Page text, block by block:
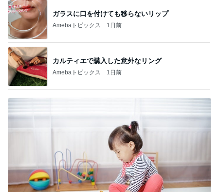
ガラスに口を付けても移らないリップ
Amebaトピックス 1日前
カルティエで購入した意外なリング
Amebaトピックス 1日前